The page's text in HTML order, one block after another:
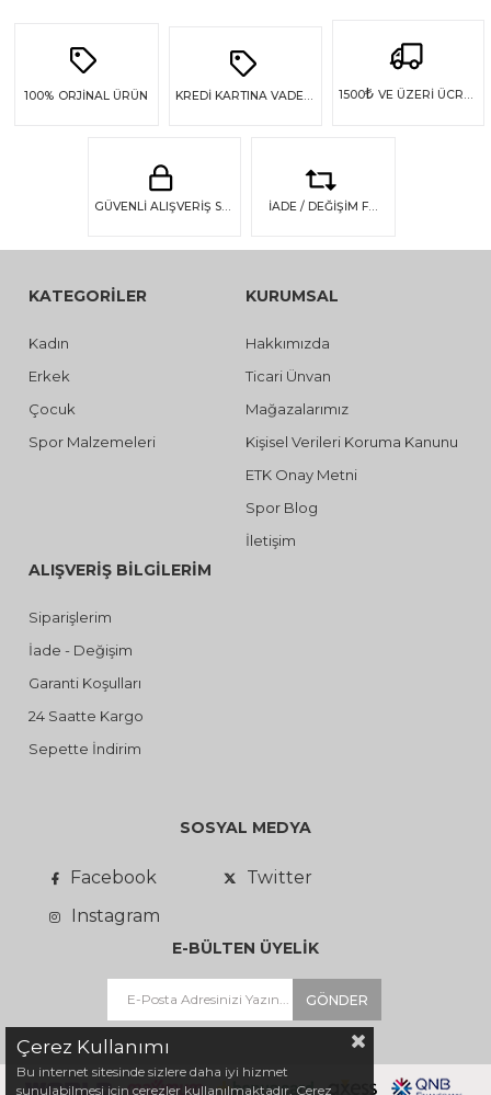
100% ORJİNAL ÜRÜN 1500₺ VE ÜZERİ ÜCRETSİZ KARGO
GÜVENLİ ALIŞVERİŞ SSL GÜVENLİĞİ İADE / DEĞİŞİM FIRSATI
KATEGORİLER
Kadın
Erkek
Çocuk
Spor Malzemeleri
KURUMSAL
Hakkımızda
Ticari Ünvan
Mağazalarımız
Kişisel Verileri Koruma Kanunu
ETK Onay Metni
Spor Blog
İletişim
ALIŞVERİŞ BİLGİLERİM
Siparişlerim
İade - Değişim
Garanti Koşulları
24 Saatte Kargo
Sepette İndirim
SOSYAL MEDYA
Facebook
Twitter
Instagram
E-BÜLTEN ÜYELİK
GÖNDER
Çerez Kullanımı
Bu internet sitesinde sizlere daha iyi hizmet
sunulabilmesi için çerezler kullanılmaktadır. Çerez